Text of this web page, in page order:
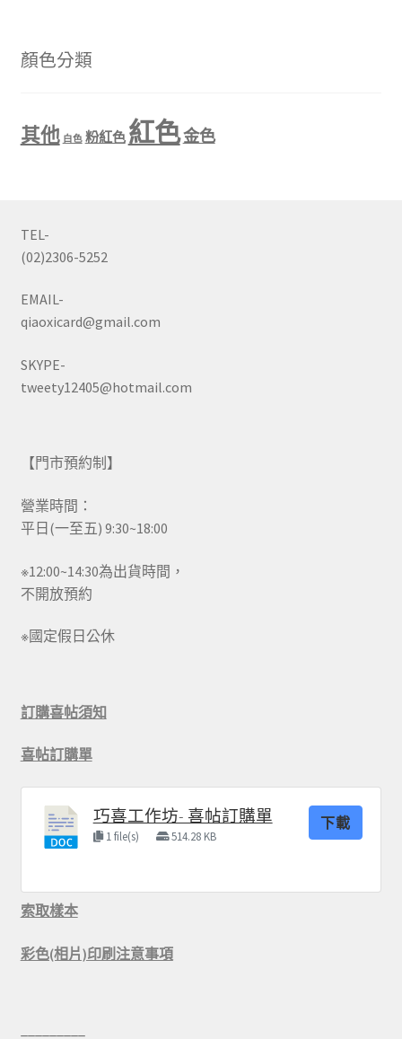
顏色分類
其他 白色 粉紅色 紅色金色
TEL-
(02)2306-5252
EMAIL-
qiaoxicard@gmail.com
SKYPE-
tweety12405@hotmail.com
【門市預約制】
營業時間：
平日(一至五) 9:30~18:00
※12:00~14:30為出貨時間，
不開放預約
※國定假日公休
訂購喜帖須知
喜帖訂購單
巧喜工作坊- 喜帖訂購單
1 file(s) 514.28 KB
下載
索取樣本
彩色(相片)印刷注意事項